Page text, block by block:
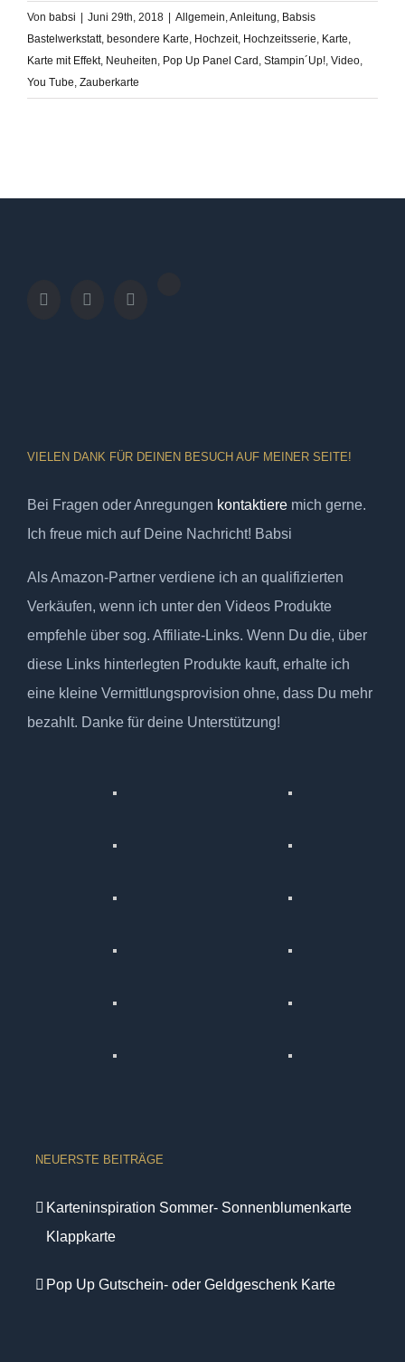
Von babsi | Juni 29th, 2018 | Allgemein Anleitung Babsis
Bastelwerkstatt, besondere Karte Hochzeit, Hochzeitsserie Karte
Karte mit Effekt, Neuheiten Pop Up Panel Card Stampin´Up! Video
You Tube Zauberkarte
VIELEN DANK FÜR DEINEN BESUCH AUF MEINER SEITE!
Bei Fragen oder Anregungen kontaktiere mich gerne.
Ich freue mich auf Deine Nachricht! Babsi
Als Amazon-Partner verdiene ich an qualifizierten
Verkäufen, wenn ich unter den Videos Produkte
empfehle über sog. Affiliate-Links. Wenn Du die, über
diese Links hinterlegten Produkte kauft, erhalte ich
eine kleine Vermittlungsprovision ohne, dass Du mehr
bezahlt. Danke für deine Unterstützung!
NEUERSTE BEITRÄGE
Karteninspiration Sommer- Sonnenblumenkarte
Klappkarte
Pop Up Gutschein- oder Geldgeschenk Karte